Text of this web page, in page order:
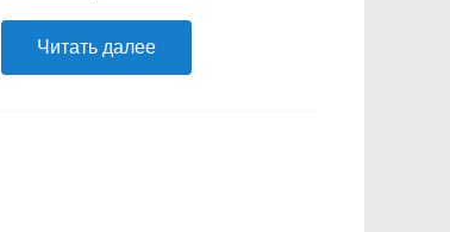
Читать далее